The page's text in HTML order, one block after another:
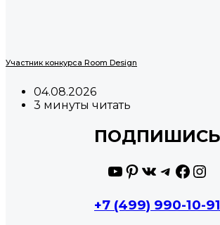
Участник конкурса Room Design
04.08.2026
3 минуты читать
ПОДПИШИСЬ
YouTube
Pinterest
+7 (499) 990-10-91